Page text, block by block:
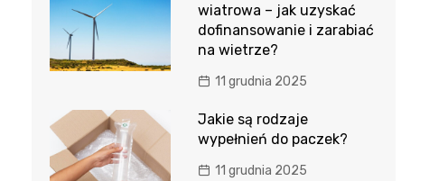
wiatrowa – jak uzyskać
dofinansowanie i zarabiać
na wietrze?
11 grudnia 2025
Jakie są rodzaje
wypełnień do paczek?
11 grudnia 2025